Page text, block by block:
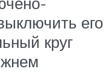
его
круг